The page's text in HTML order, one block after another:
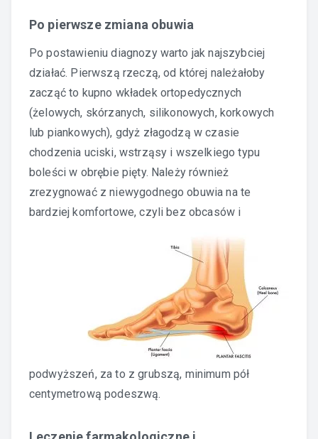
Po pierwsze zmiana obuwia
Po postawieniu diagnozy warto jak najszybciej
działać. Pierwszą rzeczą, od której należałoby
zacząć to kupno wkładek ortopedycznych
(żelowych, skórzanych, silikonowych, korkowych
lub piankowych), gdyż złagodzą w czasie
chodzenia uciski, wstrząsy i wszelkiego typu
boleści w obrębie pięty. Należy również
zrezygnować z niewygodnego obuwia na te
bardziej komfortowe, czyli bez obcasów i
podwyższeń, za to z grubszą, minimum pół
centymetrową podeszwą.